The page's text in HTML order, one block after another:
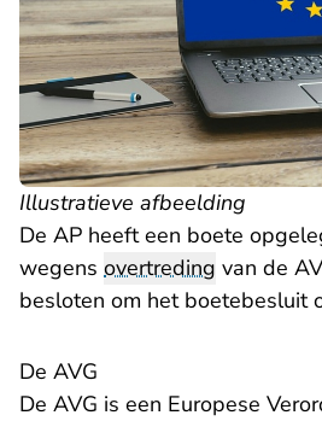
Illustratieve afbeelding
De AP heeft een boete
wegens overtreding van de
besloten om het boetebesluit
De AVG
De AVG is een Europese